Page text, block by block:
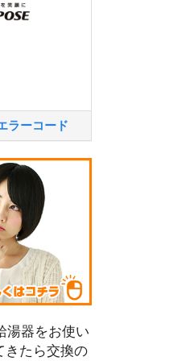
ラーコード
湯器をお使い
きたら交換の